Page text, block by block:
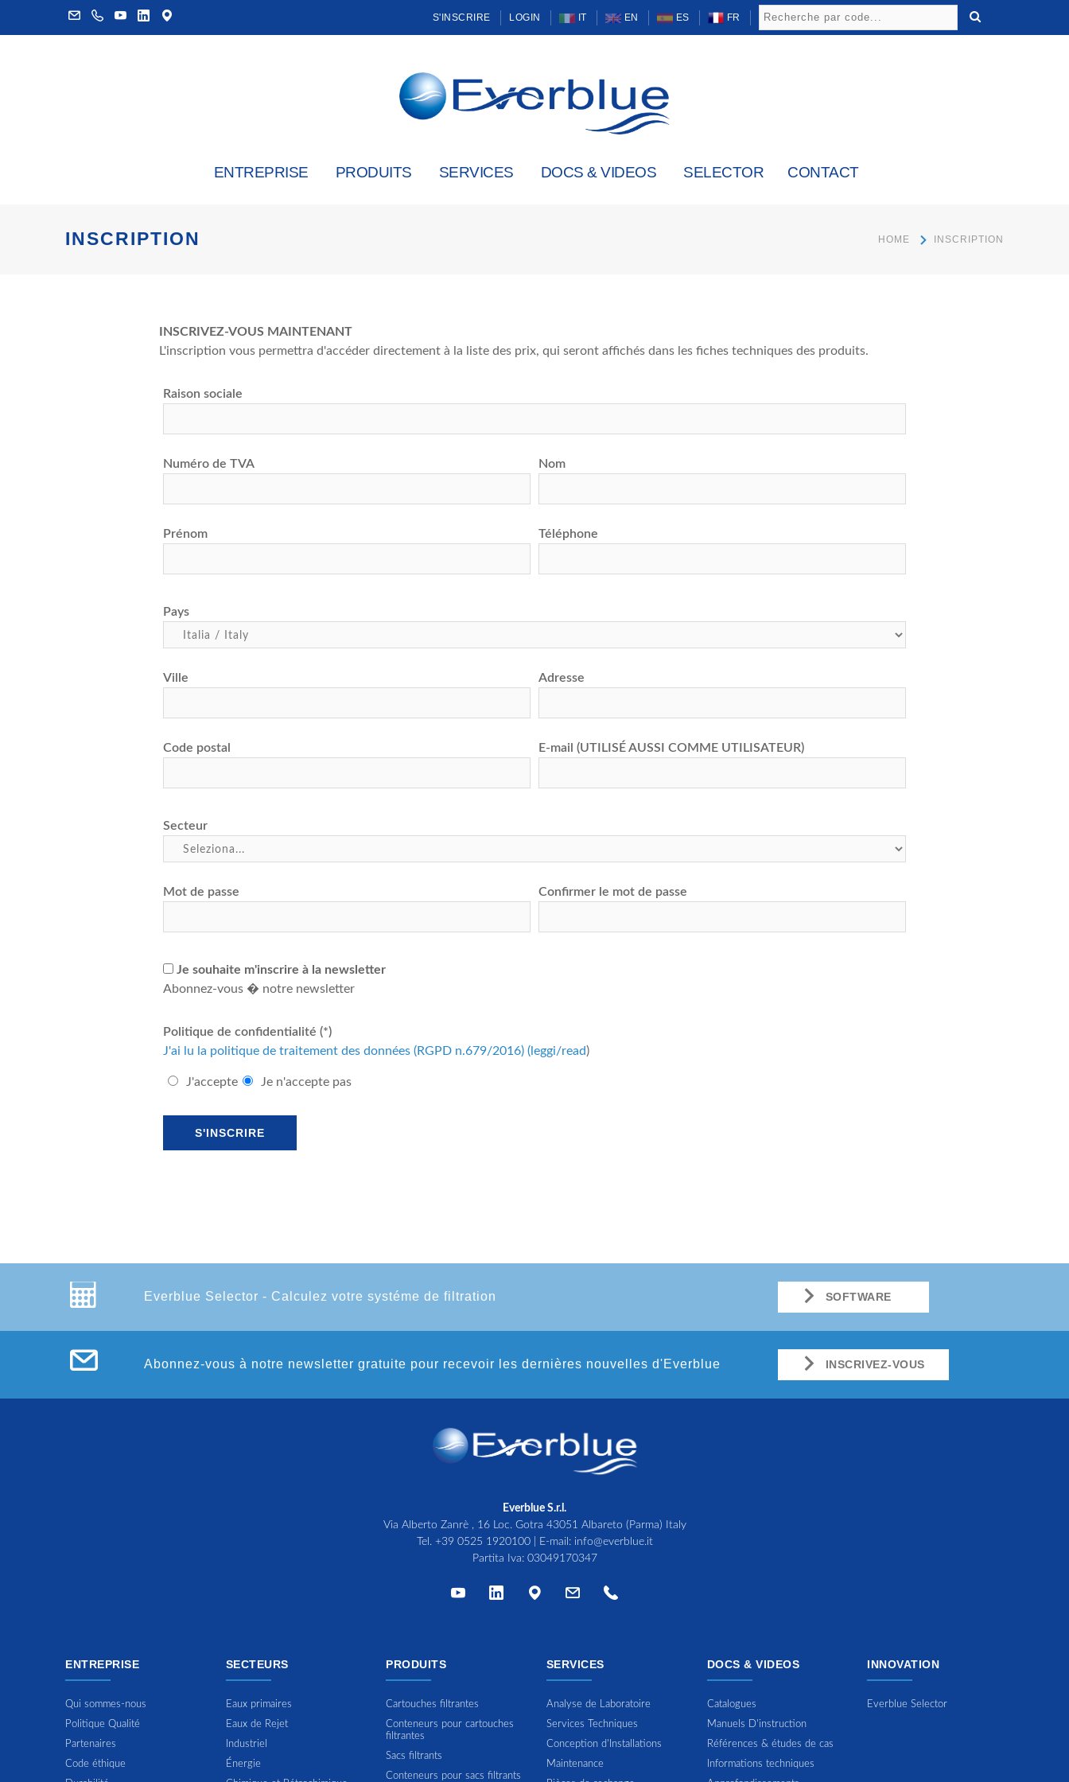
S'INSCRIRE LOGIN IT EN ES FR
ENTREPRISE PRODUITS SERVICES DOCS & VIDEOS SELECTOR CONTACT
INSCRIPTION HOME INSCRIPTION
INSCRIVEZ-VOUS MAINTENANT
L'inscription vous permettra d'accéder directement à la liste des prix, qui seront affichés dans les fiches techniques des produits.
Raison sociale
Numéro de TVA Nom
Prénom Téléphone
Pays
Ville Adresse
Code postal E-mail (UTILISÉ AUSSI COMME UTILISATEUR)
Secteur
Mot de passe Confirmer le mot de passe
Je souhaite m'inscrire à la newsletter
Abonnez-vous � notre newsletter
Politique de confidentialité (*)
J'ai lu la politique de traitement des données (RGPD n.679/2016) (leggi/read)
J'accepte Je n'accepte pas
Everblue Selector - Calculez votre systéme de filtration SOFTWARE
Abonnez-vous à notre newsletter gratuite pour recevoir les dernières nouvelles d'Everblue INSCRIVEZ-VOUS
Everblue S.r.l.
Via Alberto Zanrè , 16 Loc. Gotra 43051 Albareto (Parma) Italy
Tel. +39 0525 1920100| E-mail: info@everblue.it
Partita Iva: 03049170347
ENTREPRISE
Qui sommes-nous
Politique Qualité
Partenaires
Code éthique
SECTEURS
Eaux primaires
Eaux de Rejet
Industriel
Énergie
PRODUITS
Cartouches filtrantes
Conteneurs pour cartouches
filtrantes
Sacs filtrants
Conteneurs pour sacs filtrants
SERVICES
Analyse de Laboratoire
Services Techniques
Conception d'Installations
Maintenance
DOCS & VIDEOS
Catalogues
Manuels D'instruction
Références & études de cas
Informations techniques
INNOVATION
Everblue Selector